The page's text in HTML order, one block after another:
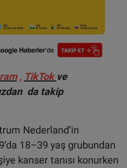
, TikTok ve
da takip
Nederland’in
18–39 yaş grubundan
kanser tanısı konurken